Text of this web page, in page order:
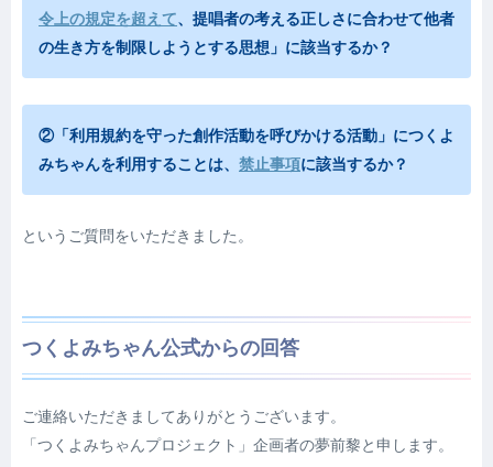
令上の規定を超えて、提唱者の考える正しさに合わせて他者
の生き方を制限しようとする思想」に該当するか？
②「利用規約を守った創作活動を呼びかける活動」につくよ
みちゃんを利用することは、 禁止事項に該当するか？
というご質問をいただきました。
つくよみちゃん公式からの回答
ご連絡いただきましてありがとうございます。
「つくよみちゃんプロジェクト」企画者の夢前黎と申します。